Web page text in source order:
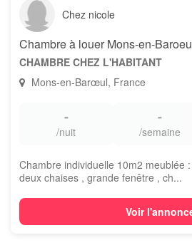
Chez nicole
Chambre à louer Mons-en-
CHAMBRE CHEZ L'HABITANT
Mons-en-Barœul, France
-
/nuit
-
/semaine
Chambre individuelle 10m2 meublée
deux chaises , grande fenêtre , ch...
Voir